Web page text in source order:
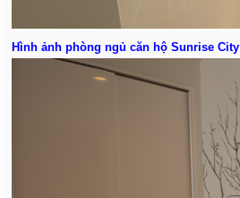
Hình ảnh phòng ngủcăn hộ Sunrise City